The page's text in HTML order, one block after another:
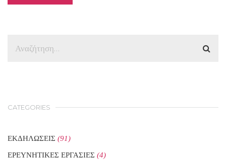
CATEGORIES
ΕΚΔΗΛΩΣΕΙΣ (91)
ΕΡΕΥΝΗΤΙΚΕΣ ΕΡΓΑΣΙΕΣ (4)